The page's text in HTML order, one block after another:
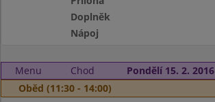
Doplněk
Nápoj
Menu Chod
Pondělí 15. 2. 2016
Oběd (11:30 - 14:00)